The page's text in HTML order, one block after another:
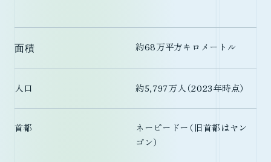
面積 約68万平方キロメートル
人口 約5,797万人（2023年時点）
首都
ネーピードー（旧首都はヤン
ゴン）